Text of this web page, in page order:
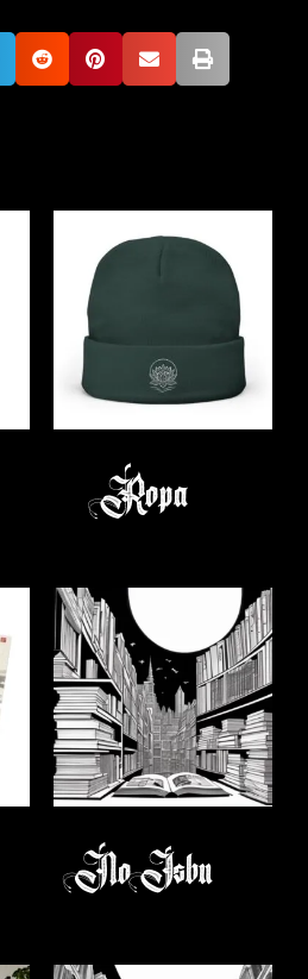
Ropa
No Isbn